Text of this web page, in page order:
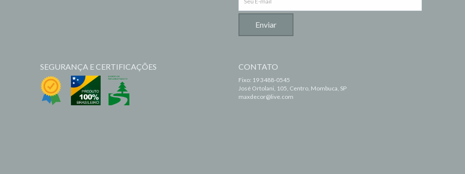
SEGURANÇA E CERTIFICAÇÕES CONTATO
Fixo: 19 3488-0545
José Ortolani, 105, Centro, Mombuca, SP
maxdecor@live.com